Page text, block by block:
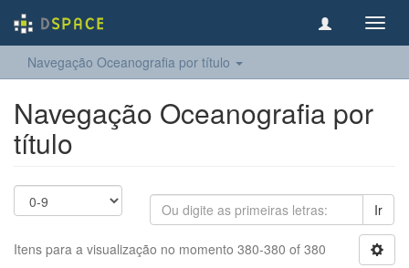
Navegação Oceanografia por título
Navegação Oceanografia por
título
Ir
Itens para a visualização no momento 380-380 of 380